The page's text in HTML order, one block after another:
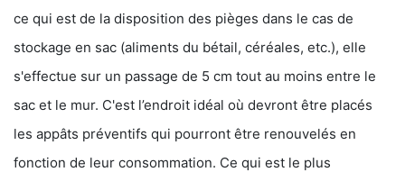
ce qui est de la disposition des pièges dans le cas de
stockage en sac (aliments du bétail, céréales, etc.), elle
s'effectue sur un passage de 5 cm tout au moins entre le
sac et le mur. C'est l’endroit idéal où devront être placés
les appâts préventifs qui pourront être renouvelés en
fonction de leur consommation. Ce qui est le plus